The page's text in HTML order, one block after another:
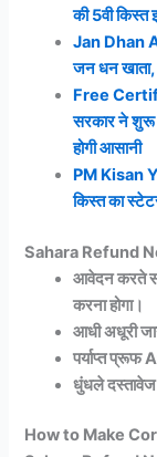
की 5वी किस्त
Jan Dhan
जन धन खाता,
Free
सरकार ने शुरू
होगी आसानी
PM Kisan
किस्त का
Sahara Refund
आवेदन करते
करना होगा।
आधी अधूरी
पर्याप्त
धुंधले
How to Make